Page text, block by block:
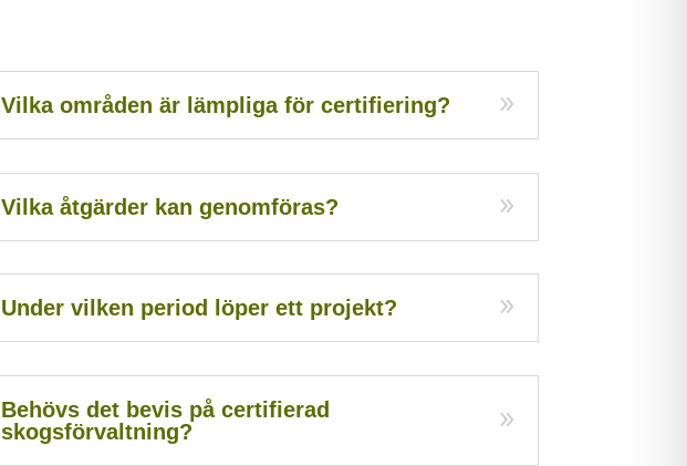
Vilka områden är lämpliga för certifiering?
Vilka åtgärder kan genomföras?
Under vilken period löper ett projekt?
Behövs det bevis på certifierad
skogsförvaltning?